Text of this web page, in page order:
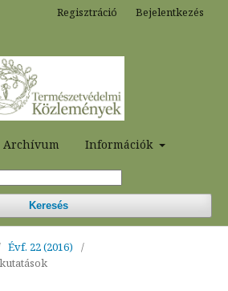
Archívum Információk
Keresés
Regisztráció Bejelentkezés
Évf. 22 (2016)
/